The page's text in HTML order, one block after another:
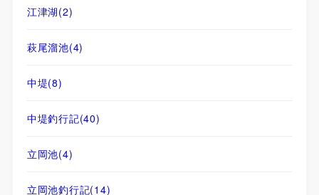
江津湖(2)
萩尾溜池(4)
中堤(8)
中堤釣行記(40)
立岡池(4)
立岡池釣行記(14)